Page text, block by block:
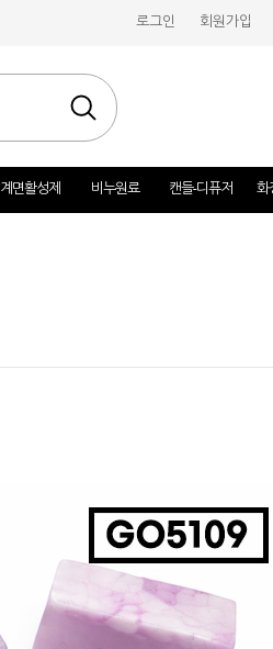
로그인 회원가입
계면활성제 비누원료 캔들-디퓨저 화